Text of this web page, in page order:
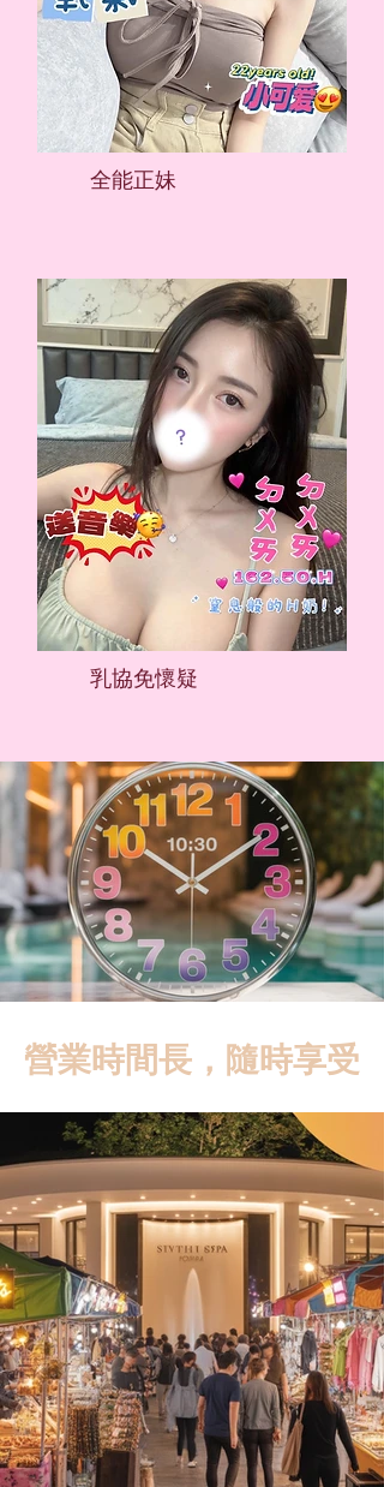
​全能正妹
​乳協免懷疑
營業時間長，隨時享受
樂宮會館的營業時間為 中午12:00至凌
晨01:00，最後收客時間為 凌晨12:00。
無論是白天還是深夜，您都能輕鬆安
排時間來享受舒壓服務，滿足您任何
時段的需求。